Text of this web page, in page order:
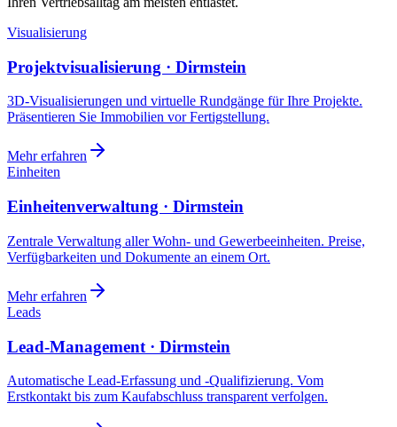
Visualisierung
Projektvisualisierung · Dirmstein
3D-Visualisierungen und virtuelle Rundgänge für Ihre Projekte.
Präsentieren Sie Immobilien vor Fertigstellung.
Mehr erfahren
Einheiten
Einheitenverwaltung · Dirmstein
Zentrale Verwaltung aller Wohn- und Gewerbeeinheiten. Preise,
Verfügbarkeiten und Dokumente an einem Ort.
Mehr erfahren
Leads
Lead-Management · Dirmstein
Automatische Lead-Erfassung und -Qualifizierung. Vom
Erstkontakt bis zum Kaufabschluss transparent verfolgen.